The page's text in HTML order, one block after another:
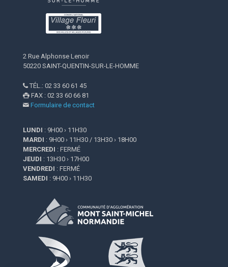
2 Rue Alphonse Lenoir
50220 SAINT-QUENTIN-SUR-LE-HOMME
 TÉL.: 02 33 60 61 45
 FAX : 02 33 60 66 81
 Formulaire de contact
LUNDI : 9H00 › 11H30
MARDI : 9H00 › 11H30 / 13H30 › 18H00
MERCREDI : FERMÉ
JEUDI : 13H30 › 17H00
VENDREDI : FERMÉ
SAMEDI : 9H00 › 11H30